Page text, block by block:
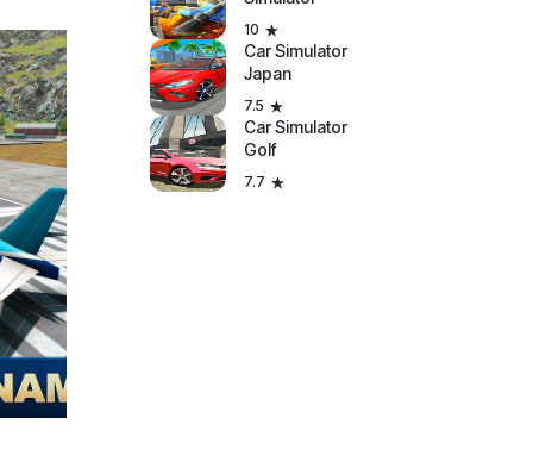
10
Car Simulator
Japan
7.5
Car Simulator
Golf
7.7